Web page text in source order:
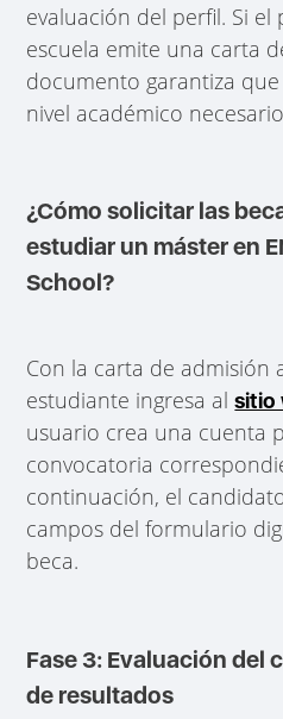
evaluación del perfil. Si el
escuela emite una carta
documento garantiza
nivel académico
¿Cómo solicitar las
estudiar un máster en
School?
Con la carta de admisión
estudiante ingresa alsitio
usuario crea una cuenta
convocatoria
continuación, el
campos del formulario
beca.
Fase 3: Evaluación del
de resultados